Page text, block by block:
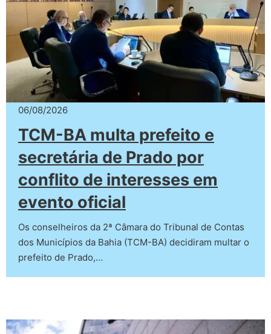
06/08/2026
TCM-BA multa prefeito e
secretária de Prado por
conflito de interesses em
evento oficial
Os conselheiros da 2ª Câmara do Tribunal de Contas
dos Municípios da Bahia (TCM-BA) decidiram multar o
prefeito de Prado,…